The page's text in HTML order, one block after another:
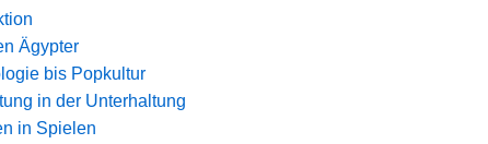
Ägypter
bis Popkultur
in der Unterhaltung
in Spielen